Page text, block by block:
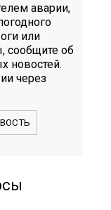
аварии,
или
сообщите об
новостей.
через